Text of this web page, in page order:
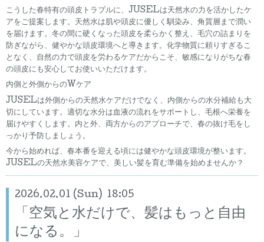
こうした春特有の頭皮トラブルに、JUSELは天然水の力を活かしたケ
アをご提案します。天然水は肌や頭皮に優しく馴染み、角質層まで潤い
を届けます。冬の間に硬くなった頭皮を柔らかく整え、毛穴の詰まりを
防ぎながら、健やかな頭皮環境へと導きます。化学物質に頼りすぎるこ
となく、自然の力で頭皮を労わるケアだからこそ、敏感になりがちな春
の頭皮にも安心してお使いいただけます。
内側と外側からのWケア
JUSELは外側からの天然水ケアだけでなく、内側からの水分補給も大
切にしています。適切な水分は血液の流れをサポートし、毛根へ栄養を
届けやすくします。内と外、両方からのアプローチで、春の抜け毛をし
っかり予防しましょう。
今から始めれば、春本番を迎える頃には健やかな頭皮環境が整います。
JUSELの天然水美容ケアで、美しい髪を育む準備を始めませんか？
2026.02.01 (Sun) 18:05
「空気と水だけで、髪はもっと自由
になる。」